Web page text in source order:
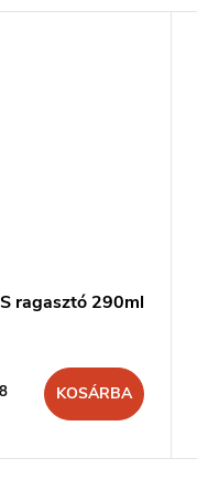
ragasztó 290ml
KOSÁRBA